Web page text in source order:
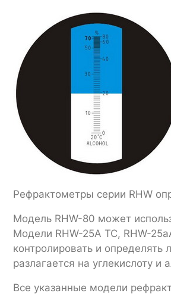
Рефрактометры серии RHW
Модель RHW-80 может
Модели RHW-25A TC, RHW-
контролировать и
разлагается на углекислоту и
Все указанные модели